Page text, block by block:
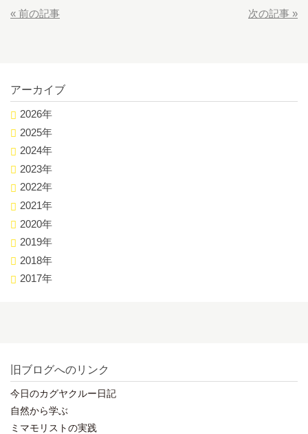
« 前の記事 次の記事 »
アーカイブ
2026年
2025年
2024年
2023年
2022年
2021年
2020年
2019年
2018年
2017年
旧ブログへのリンク
今日のカグヤクルー日記
自然から学ぶ
ミマモリストの実践